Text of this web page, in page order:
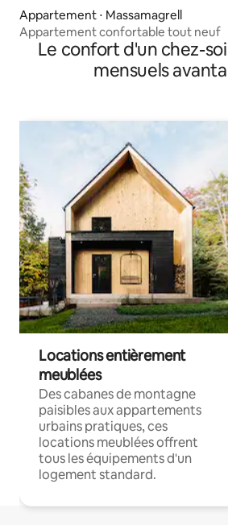
Appartement ⋅ Massamagrell
Appartement confortable tout neuf
Le confort d'un chez-
mensuels
Locations entièrement
meublées
Des cabanes de montagne
paisibles aux appartements
urbains pratiques, ces
locations meublées offrent
tous les équipements d'un
logement standard.